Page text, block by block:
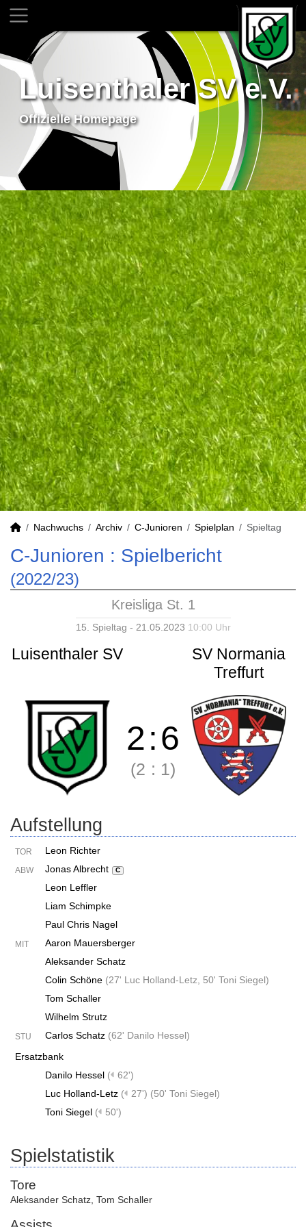
Luisenthaler SV e.V.
Offizielle Homepage
Nachwuchs Archiv C-Junioren Spielplan Spieltag
C-Junioren : Spielbericht
(2022/23)
Kreisliga St. 1
15. Spieltag - 21.05.2023 10:00 Uhr
Luisenthaler SV
SV Normania
Treffurt
2:6
(2 : 1)
Aufstellung
TOR Leon Richter
ABW Jonas Albrecht C
Leon Leffler
Liam Schimpke
Paul Chris Nagel
MIT
Aaron Mauersberger
Aleksander Schatz
Colin Schöne (27' Luc Holland-Letz 50' Toni Siegel)
Tom Schaller
Wilhelm Strutz
STU Carlos Schatz (62' Danilo Hessel)
Ersatzbank
Danilo Hessel (
62')
Luc Holland-Letz ( 27') (50' Toni Siegel)
Toni Siegel ( 50')
Spielstatistik
Tore
Aleksander Schatz Tom Schaller